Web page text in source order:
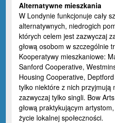
Alternatywne mieszkania
W Londynie funkcjonuje cały
alternatywnych, niedrogich
których celem jest zazwyczaj
głową osobom w szczególnie
Kooperatywy mieszkaniowe:
Sanford Cooperative,
Housing Cooperative,
tylko niektóre z nich przyjmują
zazwyczaj tylko singli. Bow
głową praktykującym
życie lokalnej społeczności.